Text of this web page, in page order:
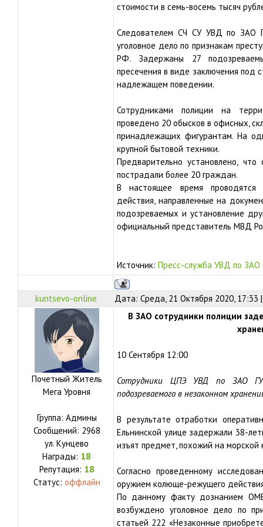
стоимости в семь-восемь тысяч
Следователем СЧ СУ УВД по ЗАО
уголовное дело по признакам
РФ. Задержаны 27
пресечения в виде заключения под
надлежащем поведении.
Сотрудниками полиции на
проведено 20 обысков в офисных,
принадлежащих фигурантам. На
крупной бытовой техники.
Предварительно установлено,
пострадали более 20 граждан.
В настоящее время проводятся
действия, направленные на
подозреваемых и установление
официальный представитель МВД
Источник: Пресс-служба УВД по ЗАО
kuntsevo-online Дата: Среда, 21 Октября 2020,
Почетный Житель
Мега Уровня
Группа: Админы
Сообщений: 2968
ул. Кунцево
Награды: 18
Репутация: 18
Статус: оффлайн
В ЗАО сотрудники полиции
10 Сентября 12:00
Сотрудники ЦПЭ УВД по ЗАО
подозреваемого в незаконном
В результате отработки
Ельнинской улице задержали 38-
изъят предмет, похожий на морской
Согласно проведенному
оружием колюще-режущего
По данному факту дознанием
возбуждено уголовное дело по
статьей 222 «Незаконные